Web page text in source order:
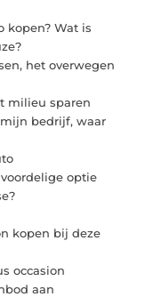
kopen? Wat is
het overwegen
milieu sparen
bedrijf, waar
optie
kopen bij deze
occasion
aan